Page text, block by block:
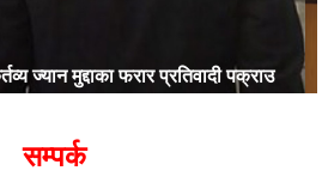
ज्यान मुद्दाका फरार प्रतिवादी पक्राउ
सम्पर्क